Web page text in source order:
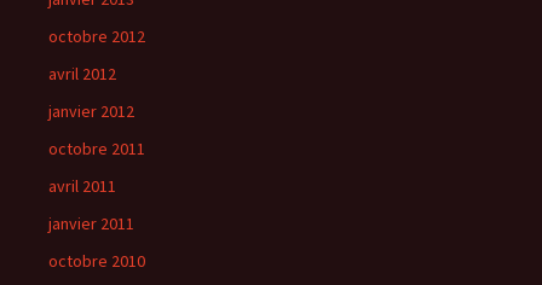
octobre 2012
avril 2012
janvier 2012
octobre 2011
avril 2011
janvier 2011
octobre 2010